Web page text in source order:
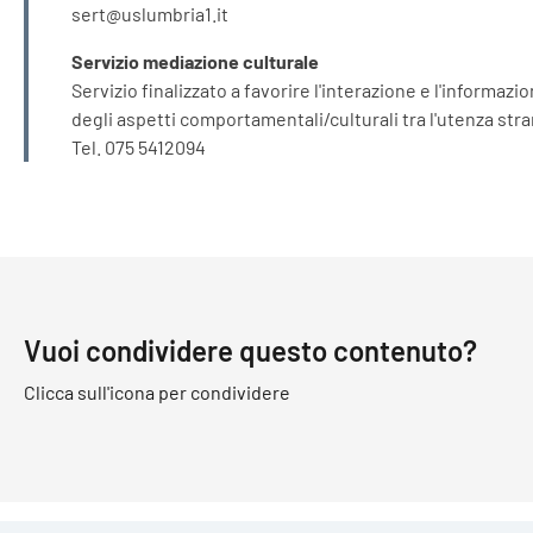
sert@uslumbria1.it
Servizio mediazione culturale
Servizio finalizzato a favorire l'interazione e
degli aspetti comportamentali/culturali tra l'utenza
Tel. 075 5412094
Vuoi condividere questo contenuto?
Clicca sull'icona per condividere